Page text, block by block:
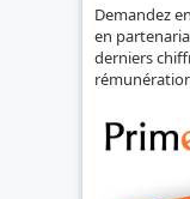
Demandez
en
derniers